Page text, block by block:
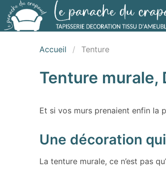
Accueil Tenture
Tenture murale,
Et si vos murs prenaient enfin la
Une décoration
La tenture murale, ce n’est pas